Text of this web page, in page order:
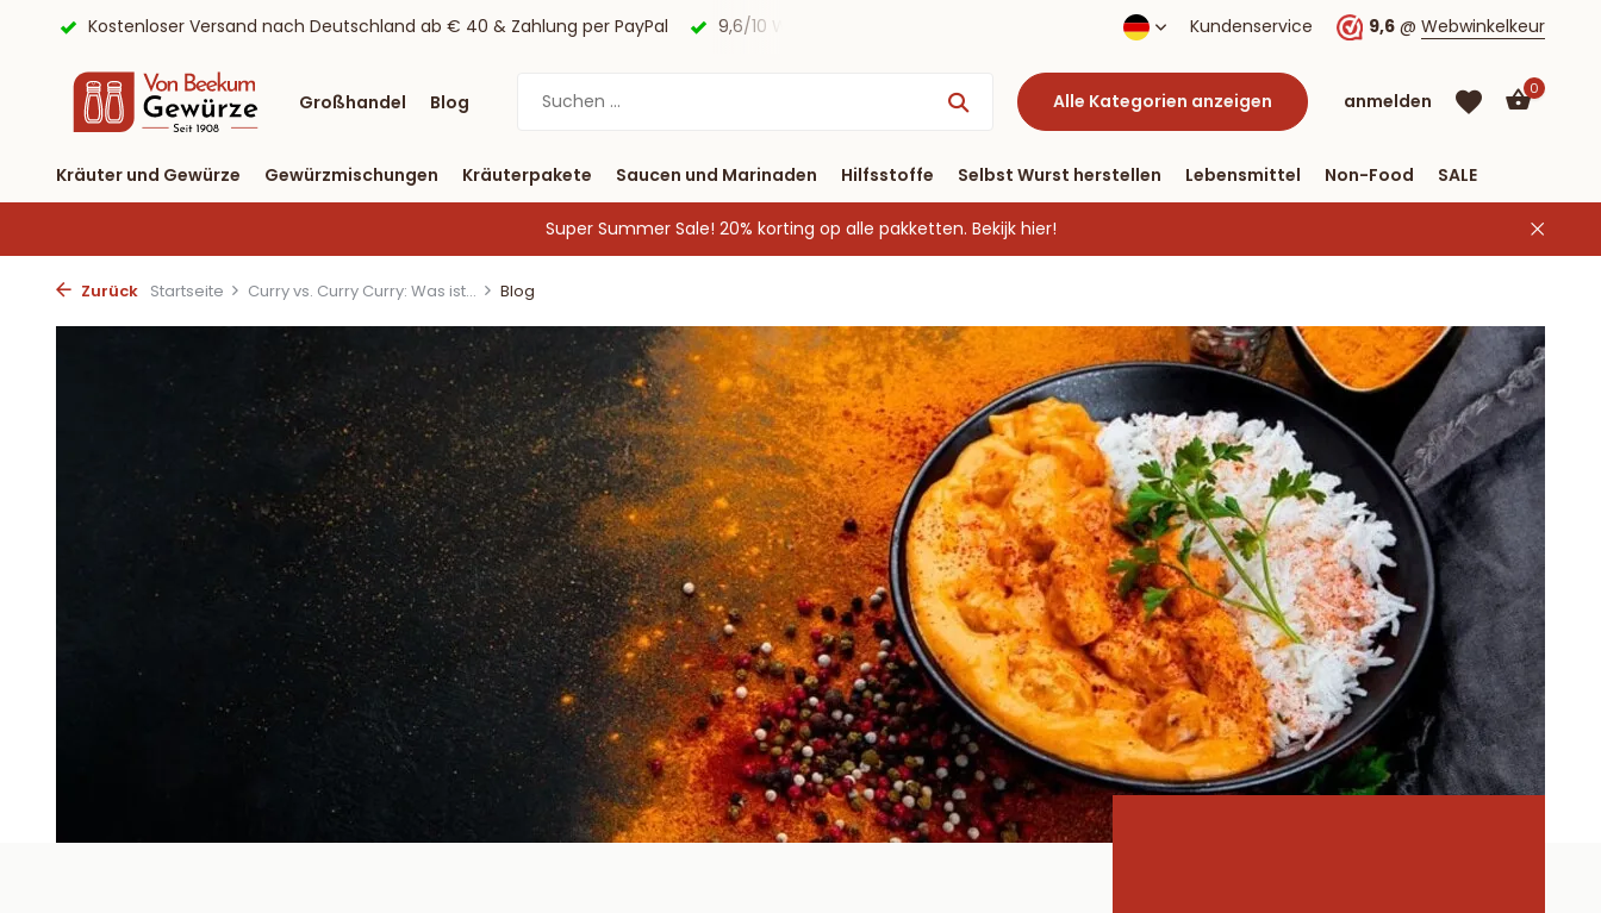
9,6/10 Webwinkelkeur ✔ Lieferung binnen drei Tagen Kostenloser Versand nach Deutschland ab € 40 & Zahlung per PayPalKundenservice 9,6 @ Webwinkelkeur
Großhandel Blog Alle Kategorien anzeigen anmelden
Benutzerkonto
anlegen
Benutzerkonto
anlegen
0
Kräuter und Gewürze Gewürzmischungen Kräuterpakete Saucen und Marinaden Hilfsstoffe Selbst Wurst herstellen Lebensmittel Non-Food SALE
Super Summer Sale! 20% korting op alle pakketten. Bekijk hier!
Zurück Startseite Curry vs. Curry Curry: Was ist... Blog